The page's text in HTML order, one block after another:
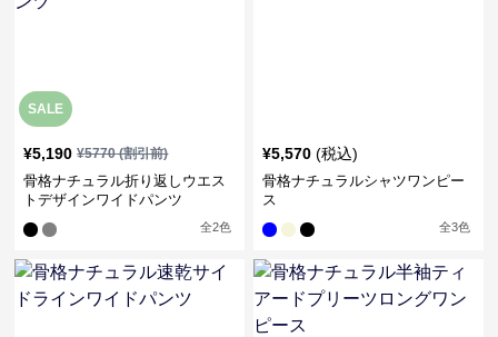
SALE
¥5,190 ¥5770(割引前)
骨格ナチュラル折り返しウエス
トデザインワイドパンツ
全2色
¥5,570 (税込)
骨格ナチュラルシャツワンピー
ス
全3色